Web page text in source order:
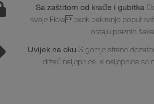
Sa zaštitom od krađe i gubitka
svoje Flowpack pakiranje poput
ostaju praznih
Uvijek na oku S gornje strane
držač naljepnica, a naljepnica se